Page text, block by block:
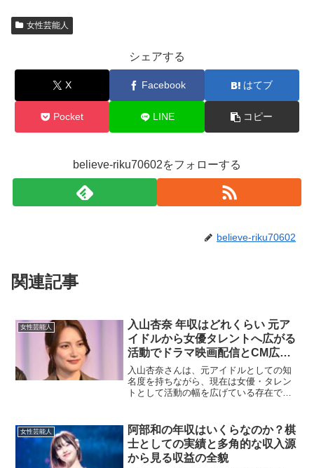
女性芸能人
シェアする
X Facebook はてブ
Pocket LINE コピー
believe-riku70602をフォローする
believe-riku70602
関連記事
女性芸能人
入山杏奈 年収はどれくらい 元ア
イドルから女優タレントへ広がる
活動でドラマ映画配信とCM広告
契約やイベント出演まで収入源を
整理して推定年収レンジを分かり
やすく解説
入山杏奈さんは、元アイドルとしての知
名度を持ちながら、現在は女優・タレン
トとして活動の幅を広げている存在で
約の形、そしてCMなど広告案件の有無に
よって年ごとに変動しやす...
女性芸能人
阿部和の年収はいくらなのか？棋
士としての実績と多角的な収入源
から見る収益の全貌